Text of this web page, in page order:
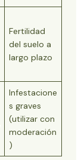
Fertilidad
del suelo a
largo plazo
Infestacione
s graves
(utilizar con
moderación
)